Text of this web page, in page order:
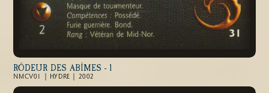
RÔDEUR DES ABÎMES - 1
NMCV01 | HYDRE | 2002